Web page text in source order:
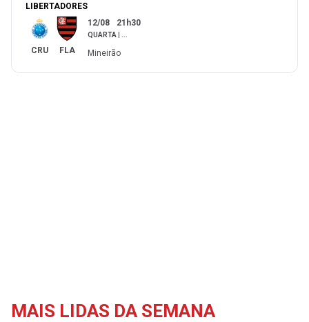
LIBERTADORES
CRU FLA
12/08 21h30
QUARTA
Mineirão
MAIS LIDAS DA SEMANA